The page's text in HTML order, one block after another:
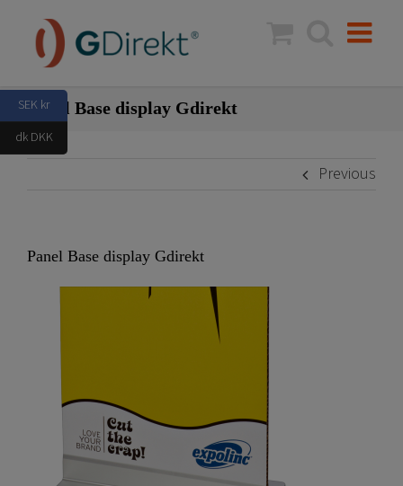
content
Panel Base display Gdirekt
Previous
Panel Base display Gdirekt
SEK kr
dk DKK